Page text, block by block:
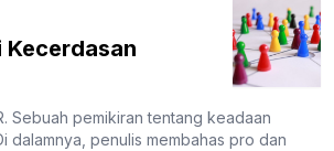
Kecerdasan
Sebuah pemikiran tentang keadaan
dalamnya, penulis membahas pro dan